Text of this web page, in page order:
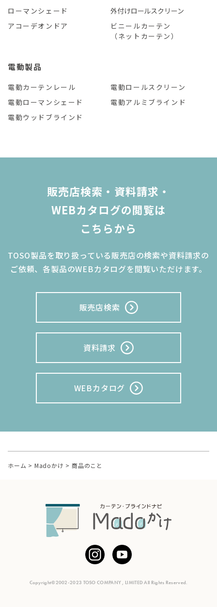
ローマンシェード
外付けロールスクリーン
アコーデオンドア
ビニールカーテン
（ネットカーテン）
電動製品
電動カーテンレール
電動ロールスクリーン
電動ローマンシェード
電動アルミブラインド
電動ウッドブラインド
販売店検索・資料請求・
WEBカタログの閲覧は
こちらから
TOSO製品を取り扱っている販売店の検索や資料請求の
ご依頼、 各製品のWEBカタログを閲覧いただけます。
販売店検索
資料請求
WEBカタログ
ホーム > Madoかけ >商品のこと
Copyright©2002-2023 TOSO COMPANY , LIMITED All Rights Reserved.